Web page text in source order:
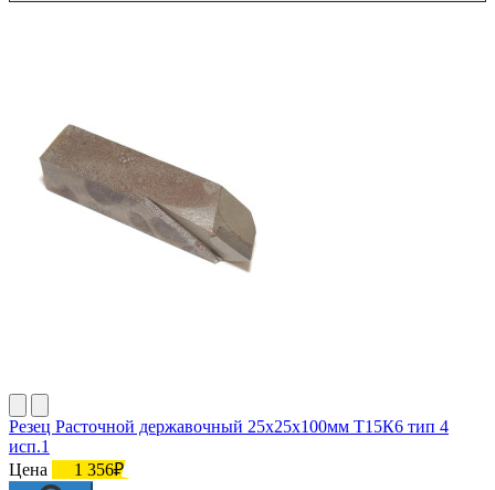
Резец Расточной державочный 25х25х100мм Т15К6 тип 4
исп.1
Цена
1 356₽